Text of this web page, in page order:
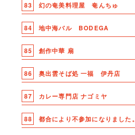
83 幻の奄美料理屋 奄んちゅ
84 地中海バル BODEGA
85 創作中華 扇
86 奥出雲そば処 一福 伊丹店
87 カレー専門店 ナゴミヤ
88 都合により不参加になりました。